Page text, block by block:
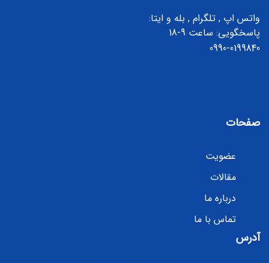
واتس اپ , تلگرام , بله و ایتا:
پاسخگویی: ساعت 9-18
0990-0199840
صفحات
عضویت
مقالات
درباره ما
تماس با ما
آدرس